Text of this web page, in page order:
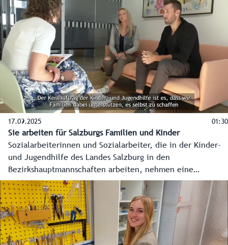
17.09.2025 01:30
Sie arbeiten für Salzburgs Familien und Kinder
Sozialarbeiterinnen und Sozialarbeiter, die in der Kinder-
und Jugendhilfe des Landes Salzburg in den
Bezirkshauptmannschaften arbeiten, nehmen eine
besondere Schlüsselrolle ein. Sie unterstützen, beraten
und helfen. Einige von ihnen geben Einblicke in ihre
Arbeit, die schwierige Momente, aber auch motivierende
Augenblicke beinhaltet.